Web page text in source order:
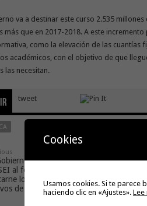
va a destinar este curso 2.535
más que en 2017-2018. A este
como la elevación de las
académicos, con el objetivo de que
las necesitan.
tweet
convoca las ayudas
al fomento del consumo
local y la producción de
de gallina
Cookies
Usamos cookies. Si te parece
haciendo clic en «Ajustes». Lee